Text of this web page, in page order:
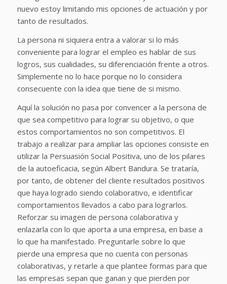
nuevo estoy limitando mis opciones de actuación y por
tanto de resultados.
La persona ni siquiera entra a valorar si lo más
conveniente para lograr el empleo es hablar de sus
logros, sus cualidades, su diferenciación frente a otros.
Simplemente no lo hace porque no lo considera
consecuente con la idea que tiene de si mismo.
Aquí la solución no pasa por convencer a la persona de
que sea competitivo para lograr su objetivo, o que
estos comportamientos no son competitivos. El
trabajo a realizar para ampliar las opciones consiste en
utilizar la Persuasión Social Positiva, uno de los pilares
de la autoeficacia, según Albert Bandura. Se trataría,
por tanto, de obtener del cliente resultados positivos
que haya logrado siendo colaborativo, e identificar
comportamientos llevados a cabo para lograrlos.
Reforzar su imagen de persona colaborativa y
enlazarla con lo que aporta a una empresa, en base a
lo que ha manifestado. Preguntarle sobre lo que
pierde una empresa que no cuenta con personas
colaborativas, y retarle a que plantee formas para que
las empresas sepan que ganan y que pierden por